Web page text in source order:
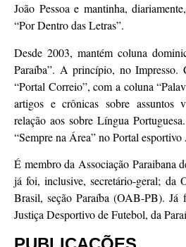
João Pessoa e mantinha,
“Por Dentro das Letras”.
Desde 2003, mantém coluna
Paraíba”. A princípio, no Impresso.
“Portal Correio”, com a coluna
artigos e crônicas sobre assuntos
relação aos sobre Língua
“Sempre na Área” no Portal
É membro da Associação Paraibana
já foi, inclusive, secretário-geral; da
Brasil, seção Paraíba (OAB-PB).
Justiça Desportivo de Futebol, da